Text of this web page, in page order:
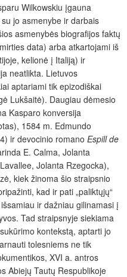
Wilkowskiu įgauna
jo asmenybe ir darbais
asmenybės biografijos faktų
data) arba atkartojami iš
kelionė į Italiją) ir
neatlikta. Lietuvos
aptariami tik epizodiškai
Lukšaitė). Daugiau dėmesio
Kasparo konversija
1584 m. Edmundo
ir devocinio romano Espill de
E. Calma, Jolanta
Jolanta Rzegocka),
kiek žinoma šio straipsnio
kad ir pati „paliktųjų“
ir dažniau gilinamasi į
Tad straipsnyje siekiama
kontekstą, aptarti jo
tolesniems ne tik
XVI a. antros
Abiejų Tautų Respublikoje